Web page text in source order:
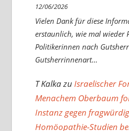
12/06/2026
Vielen Dank für diese
erstaunlich, wie mal wieder
Politikerinnen nach
Gutsherrinnenart…
T KalkazuIsraelischer
Menachem Oberbaum
Instanz gegen
Homöopathie-Studien